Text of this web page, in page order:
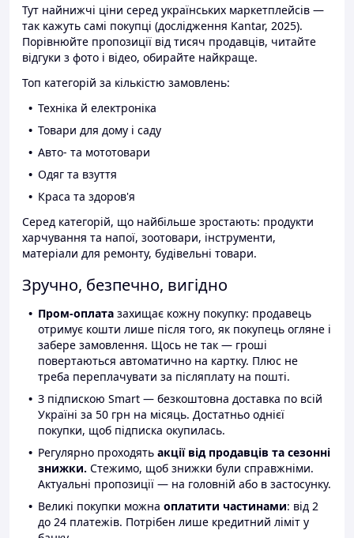
Тут найнижчі ціни серед українських маркетплейсів —
так кажуть самі покупці (дослідження Kantar, 2025).
Порівнюйте пропозиції від тисяч продавців, читайте
відгуки з фото і відео, обирайте найкраще.
Топ категорій за кількістю замовлень:
Техніка й електроніка
Товари для дому і саду
Авто- та мототовари
Одяг та взуття
Краса та здоров'я
Серед категорій, що найбільше зростають: продукти
харчування та напої, зоотовари, інструменти,
матеріали для ремонту, будівельні товари.
Зручно, безпечно, вигідно
Пром-оплата захищає кожну покупку: продавець
отримує кошти лише після того, як покупець огляне і
забере замовлення. Щось не так — гроші
повертаються автоматично на картку. Плюс не
треба переплачувати за післяплату на пошті.
З підпискою Smart — безкоштовна доставка по всій
Україні за 50 грн на місяць. Достатньо однієї
покупки, щоб підписка окупилась.
Регулярно проходять акції від продавців та сезонні
знижки. Стежимо, щоб знижки були справжніми.
Актуальні пропозиції — на головній або в застосунку.
Великі покупки можна оплатити частинами: від 2
до 24 платежів. Потрібен лише кредитний ліміт у